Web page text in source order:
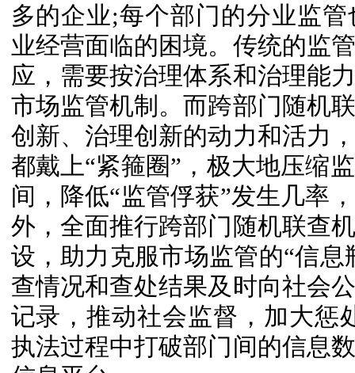
多的企业;每个部门的分业监
业经营面临的困境。传统的监
应，需要按治理体系和治理能
市场监管机制。而跨部门随机
创新、治理创新的动力和活力
都戴上“紧箍圈”，极大地压缩
间，降低“监管俘获”发生几率
外，全面推行跨部门随机联查
设，助力克服市场监管的“信
查情况和查处结果及时向社会
记录，推动社会监督，加大惩
执法过程中打破部门间的信息